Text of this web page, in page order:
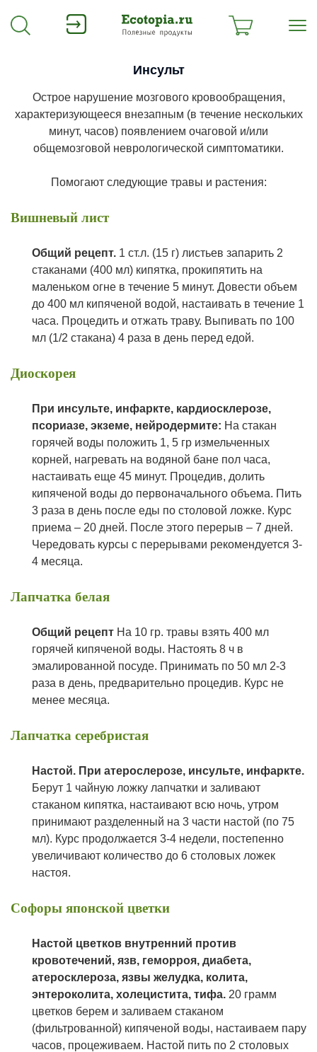
Инсульт
Острое нарушение мозгового кровообращения,
характеризующееся внезапным (в течение нескольких
минут, часов) появлением очаговой и/или
общемозговой неврологической симптоматики.
Помогают следующие травы и растения:
Вишневый лист
Общий рецепт. 1 ст.л. (15 г) листьев запарить 2
стаканами (400 мл) кипятка, прокипятить на
маленьком огне в течение 5 минут. Довести объем
до 400 мл кипяченой водой, настаивать в течение 1
часа. Процедить и отжать траву. Выпивать по 100
мл (1/2 стакана) 4 раза в день перед едой.
Диоскорея
П ри инсульте, инфаркте, кардиосклерозе,
псориазе, экземе, нейродермите: На стакан
горячей воды положить 1, 5 гр измельченных
корней, нагревать на водяной бане пол часа,
настаивать еще 45 минут. Процедив, долить
кипяченой воды до первоначального объема. Пить
3 раза в день после еды по столовой ложке. Курс
приема – 20 дней. После этого перерыв – 7 дней.
Чередовать курсы с перерывами рекомендуется 3-
4 месяца.
Лапчатка белая
Общий рецепт На 10 гр. травы взять 400 мл
горячей кипяченой воды. Настоять 8 ч в
эмалированной посуде. Принимать по 50 мл 2-3
раза в день, предварительно процедив. Курс не
менее месяца.
Лапчатка серебристая
Настой. При атерослерозе, инсульте, инфаркте.
Берут 1 чайную ложку лапчатки и заливают
стаканом кипятка, настаивают всю ночь, утром
принимают разделенный на 3 части настой (по 75
мл). Курс продолжается 3-4 недели, постепенно
увеличивают количество до 6 столовых ложек
настоя.
Софоры японской цветки
Настой цветков внутренний против
кровотечений, язв, геморроя, диабета,
атеросклероза, язвы желудка, колита,
энтероколита, холецистита, тифа. 20 грамм
цветков берем и заливаем стаканом
(фильтрованной) кипяченой воды, настаиваем пару
часов, процеживаем. Настой пить по 2 столовых